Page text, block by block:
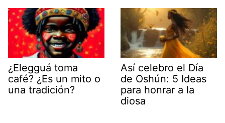
¿Elegguá toma
café? ¿Es un mito o
una tradición?
Así celebro el Día
de Oshún: 5 Ideas
para honrar a la
diosa